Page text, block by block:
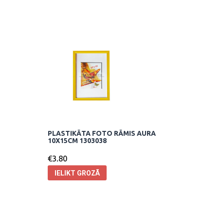
PLASTIKĀTA FOTO RĀMIS AURA
10X15CM 1303038
€3.80
IELIKT GROZĀ